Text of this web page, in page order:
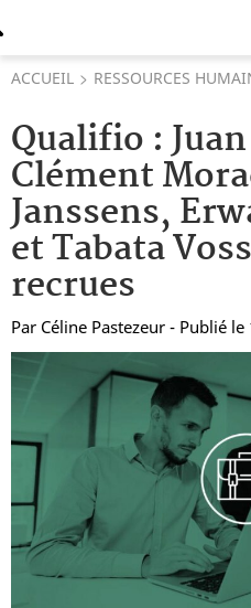
ACCUEIL RESSOURCES
Qualifio :
Clément
Janssens,
et Tabata
recrues
Par Céline Pastezeur - Publié le